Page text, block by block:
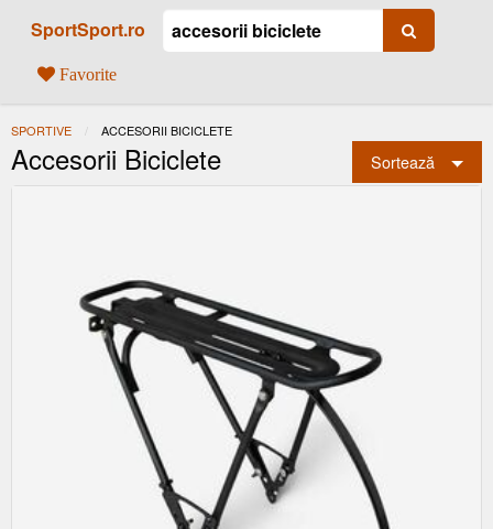
SportSport.ro
Favorite
SPORTIVE ACTUAL:
ACCESORII BICICLETE
Accesorii Biciclete Sortează